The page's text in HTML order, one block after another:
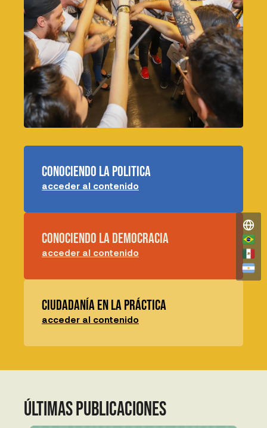
conociendo la politica
acceder al contenido
conociendo la democracia
acceder al contenido
ciudadanía en la práctica
acceder al contenido
últimas publicaciones